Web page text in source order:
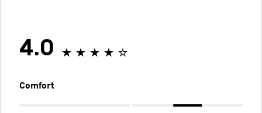
4.0
Comfort